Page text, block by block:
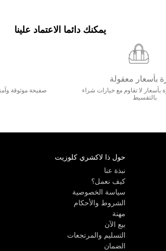
يمكنك دائما الاعتماد علينا
بأسعار معقولة
بأسعار لا تقاوم مع خيارات شراء
بالتقسيط
حول ذا لاكشري كلوزيت
نبذة عنا
كيف نعمل؟
سياسة الخصوصية
الشروط والأحكام
مهنة
بيع الآن
التسليم والمرتجعات
الضمان